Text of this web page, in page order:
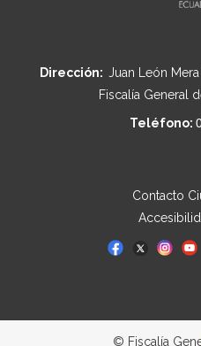
Dirección: Juan León
Fiscalía General
Teléfono:
Contacto
© Fiscalía